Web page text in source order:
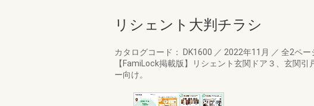
リシェント大判チラシ
カタログコード： DK1600 ／ 2022年11月 ／ 全2ペー
【FamiLock掲載版】リシェント玄関ドア３、玄関
ー向け。